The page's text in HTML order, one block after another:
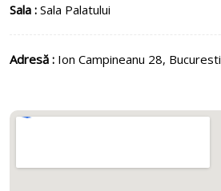
Sala : Sala Palatului
Adresă : Ion Campineanu 28, Bucuresti